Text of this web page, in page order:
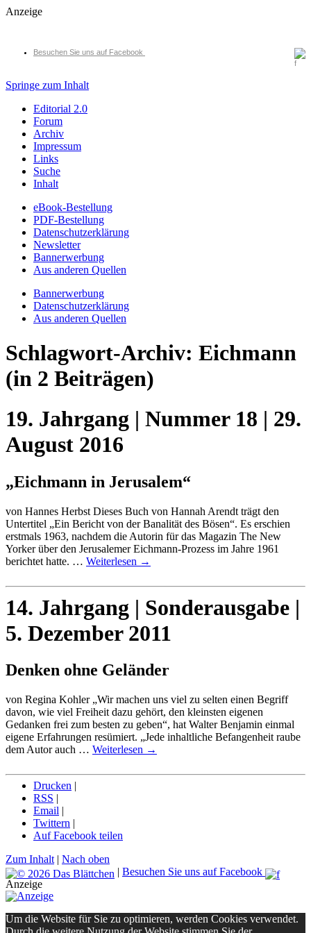
Anzeige
Besuchen Sie uns auf Facebook
Springe zum Inhalt
Editorial 2.0
Forum
Archiv
Impressum
Links
Suche
Inhalt
eBook-Bestellung
PDF-Bestellung
Datenschutzerklärung
Newsletter
Bannerwerbung
Aus anderen Quellen
Bannerwerbung
Datenschutzerklärung
Aus anderen Quellen
Schlagwort-Archiv: Eichmann
(in 2 Beiträgen)
19. Jahrgang | Nummer 18 | 29.
August 2016
„Eichmann in Jerusalem“
von Hannes Herbst Dieses Buch von Hannah Arendt trägt den
Untertitel „Ein Bericht von der Banalität des Bösen“. Es erschien
erstmals 1963, nachdem die Autorin für das Magazin The New
Yorker über den Jerusalemer Eichmann-Prozess im Jahre 1961
berichtet hatte. … Weiterlesen →
14. Jahrgang | Sonderausgabe |
5. Dezember 2011
Denken ohne Geländer
von Regina Kohler „Wir machen uns viel zu selten einen Begriff
davon, wie viel Freiheit dazu gehört, den kleinsten eigenen
Gedanken frei zum besten zu geben“, hat Walter Benjamin einmal
eigene Erfahrungen resümiert. „Jede inhaltliche Befangenheit raube
dem Autor auch … Weiterlesen →
Drucken |
RSS |
Email |
Twittern |
Auf Facebook teilen
Zum Inhalt | Nach oben
| Besuchen Sie uns auf Facebook
Anzeige
Um die Website für Sie zu optimieren, werden Cookies verwendet.